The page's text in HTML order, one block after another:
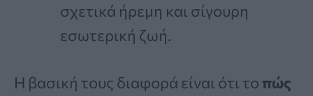
σχετικά ήρεμη και σίγουρη
εσωτερική ζωή.
Η βασική τους διαφορά είναι ότι το πώς